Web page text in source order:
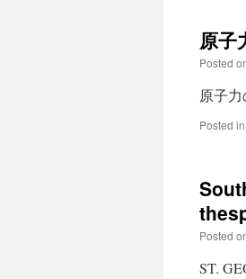
原子
Posted
原子
Posted in
Posted
ST.